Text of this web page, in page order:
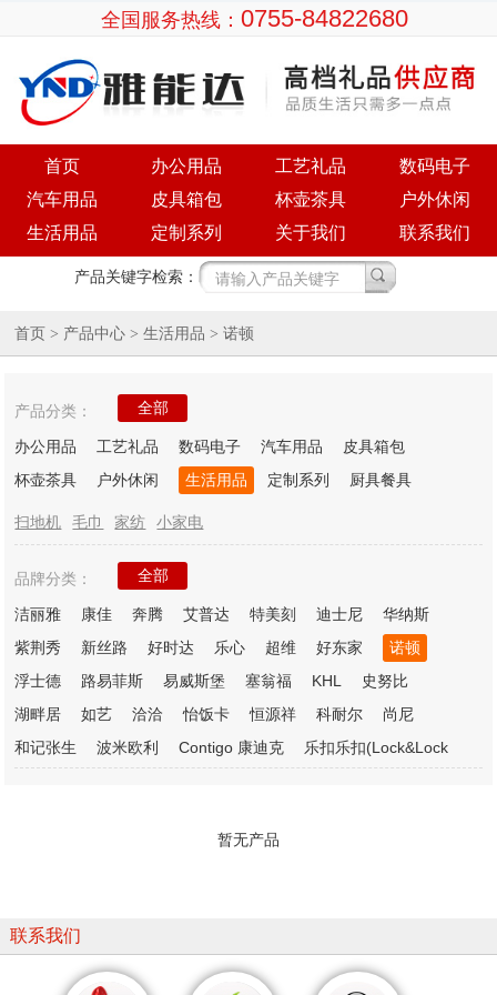
全国服务热线： 0755-84822680
首页 办公用品 工艺礼品
数码电子
汽车用品
皮具箱包 杯壶茶具
户外休闲
生活用品
定制系列 关于我们 联系我们
产品关键字检索：
首页 > 产品中心 > 生活用品 > 诺顿
产品分类： 全部
办公用品 工艺礼品 数码电子 汽车用品
皮具箱包
杯壶茶具
户外休闲 生活用品 定制系列 厨具餐具
扫地机 毛巾 家纺 小家电
品牌分类： 全部
洁丽雅 康佳 奔腾 艾普达 特美刻 迪士尼
华纳斯
紫荆秀
新丝路 好时达 乐心 超维 好东家
诺顿
浮士德
路易菲斯 易威斯堡 塞翁福 KHL
史努比
湖畔居
如艺 洽洽 怡饭卡 恒源祥 科耐尔
尚尼
和记张生
波米欧利 Contigo 康迪克 乐扣乐扣(Lock&Lock
暂无产品
联系我们